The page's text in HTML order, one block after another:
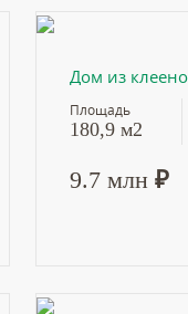
Дом из
Площадь
180,9 м2
9.7 млн ₽